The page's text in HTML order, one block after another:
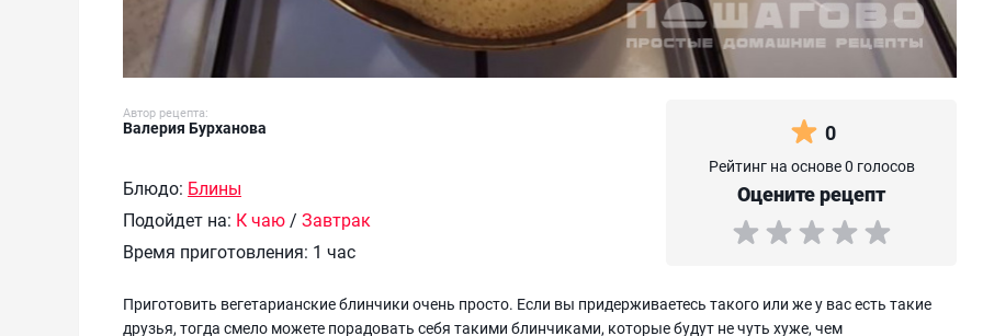
Автор рецепта:
Валерия Бурханова
Блюдо: Блины
Подойдет на: К чаю / Завтрак
Время приготовления: 1 час
0
Рейтинг на основе 0 голосов
Оцените рецепт
Приготовить вегетарианские блинчики очень просто. Если вы придерживаетесь такого или же у вас есть такие
друзья, тогда смело можете порадовать себя такими блинчиками, которые будут не чуть хуже, чем